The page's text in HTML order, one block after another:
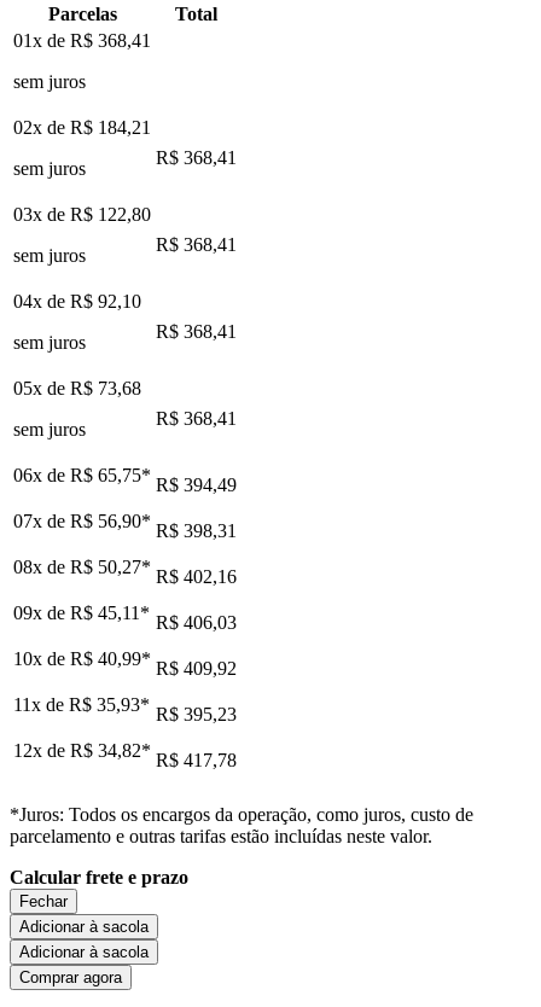
Parcelas
Total
01x de R$ 368,41
sem juros
02x de R$ 184,21
sem juros
R$ 368,41
03x de R$ 122,80
sem juros
R$ 368,41
04x de R$ 92,10
sem juros
R$ 368,41
05x de R$ 73,68
sem juros
R$ 368,41
06x de R$ 65,75* R$ 394,49
07x de R$ 56,90* R$ 398,31
08x de R$ 50,27* R$ 402,16
09x de R$ 45,11 * R$ 406,03
10x de R$ 40,99* R$ 409,92
11x de R$ 35,93* R$ 395,23
12x de R$ 34,82* R$ 417,78
*Juros: Todos os encargos da operação, como juros, custo de
parcelamento e outras tarifas estão incluídas neste valor.
Calcular frete e prazo
Fechar
Adicionar à sacola
Adicionar à sacola
Comprar agora